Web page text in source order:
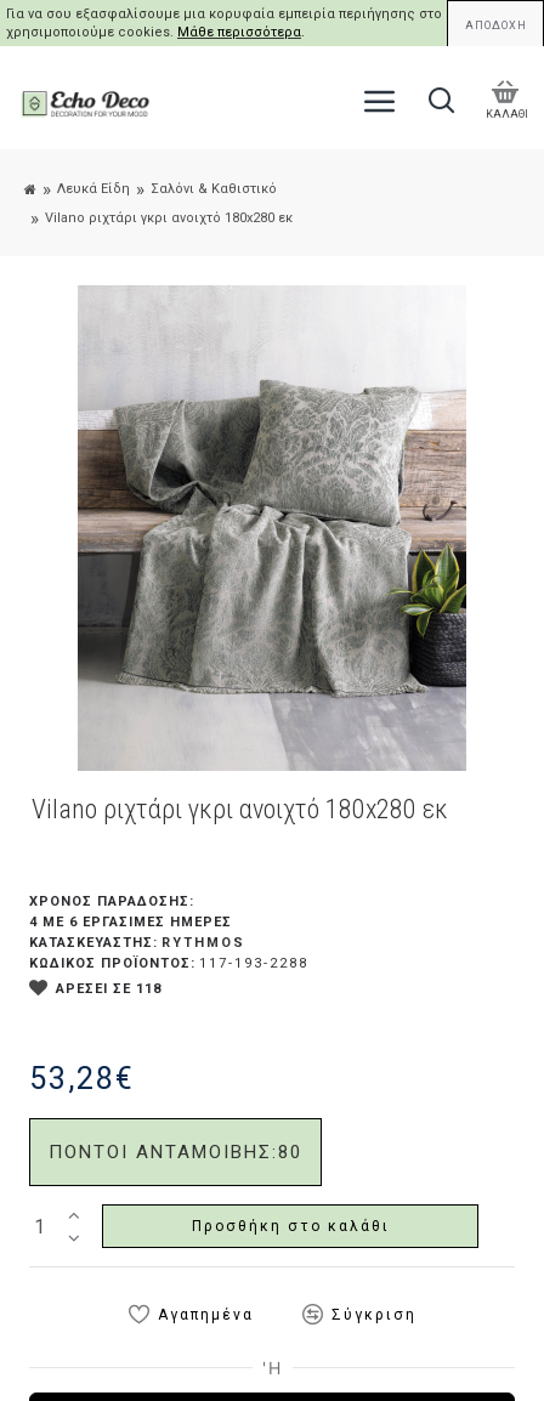
Για να σου εξασφαλίσουμε μια κορυφαία εμπειρία περιήγησης στο site μας,
χρησιμοποιούμε cookies. Μάθε περισσότερα. ΑΠΟΔΟΧΗ
ΚΑΛΑΘΙ
Λευκά Είδη
Σαλόνι & Καθιστικό
Vilano ριχτάρι γκρι ανοιχτό 180x280 εκ
Vilano ριχτάρι γκρι ανοιχτό 180x280 εκ
53,28€
ΠΟΝΤΟΙ ΑΝΤΑΜΟΙΒΗΣ:80
ΧΡΟΝΟΣ ΠΑΡΑΔΟΣΗΣ:
4 ΜΕ 6 ΕΡΓΆΣΙΜΕΣ ΗΜΈΡΕΣ
ΚΑΤΑΣΚΕΥΑΣΤΗΣ: RYTHMOS
ΚΩΔΙΚΟΣ ΠΡΟΪΟΝΤΟΣ: 117-193-2288
ΑΡΕΣΕΙ ΣΕ 118
Προσθήκη στο καλάθι
Αγαπημένα Σύγκριση